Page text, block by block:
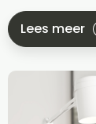
Lees meer